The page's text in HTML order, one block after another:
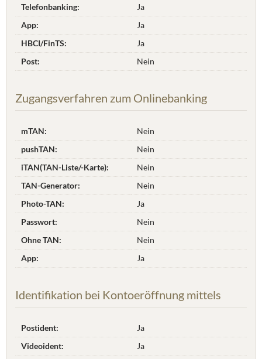
Telefonbanking:
Ja
App:
Ja
HBCI/FinTS:
Ja
Post:
Nein
Zugangsverfahren zum Onlinebanking
mTAN:
Nein
pushTAN:
Nein
iTAN(TAN-Liste/-Karte):
Nein
TAN-Generator:
Nein
Photo-TAN:
Ja
Passwort:
Nein
Ohne TAN:
Nein
App:
Ja
Identifikation bei Kontoeröffnung mittels
Postident:
Ja
Videoident:
Ja